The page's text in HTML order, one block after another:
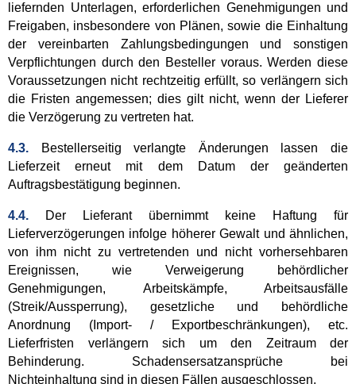
liefernden Unterlagen, erforderlichen Genehmigungen und
Freigaben, insbesondere von Plänen, sowie die Einhaltung
der vereinbarten Zahlungsbedingungen und sonstigen
Verpflichtungen durch den Besteller voraus. Werden diese
Voraussetzungen nicht rechtzeitig erfüllt, so verlängern sich
die Fristen angemessen; dies gilt nicht, wenn der Lieferer
die Verzögerung zu vertreten hat.
4.3.
Bestellerseitig verlangte Änderungen lassen die
Lieferzeit erneut mit dem Datum der geänderten
Auftragsbestätigung beginnen.
4.4.
Der Lieferant übernimmt keine Haftung für
Lieferverzögerungen infolge höherer Gewalt und ähnlichen,
von ihm nicht zu vertretenden und nicht vorhersehbaren
Ereignissen, wie Verweigerung behördlicher
Genehmigungen, Arbeitskämpfe, Arbeitsausfälle
(Streik/Aussperrung), gesetzliche und behördliche
Anordnung (Import- / Exportbeschränkungen), etc.
Lieferfristen verlängern sich um den Zeitraum der
Behinderung. Schadensersatzansprüche bei
Nichteinhaltung sind in diesen Fällen ausgeschlossen.